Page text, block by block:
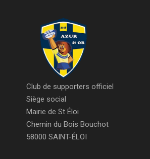
Club de supporters officiel
Siège social
Mairie de St Éloi
Chemin du Bois Bouchot
58000 SAINT-ÉLOI